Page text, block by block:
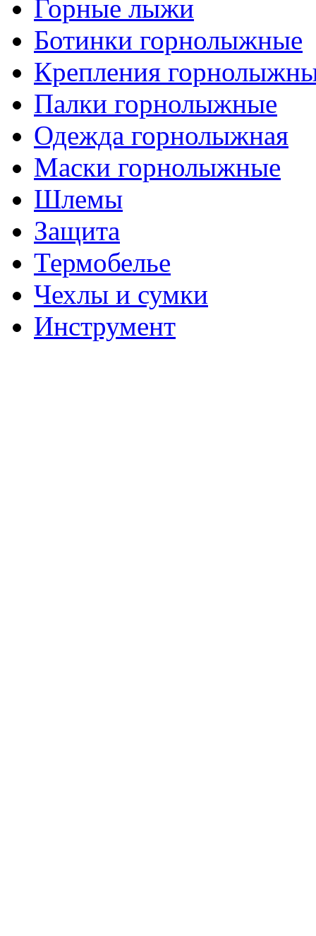
Горные лыжи
Ботинки горнолыжные
Крепления
Палки горнолыжные
Одежда горнолыжная
Маски горнолыжные
Шлемы
Защита
Термобелье
Чехлы и сумки
Инструмент